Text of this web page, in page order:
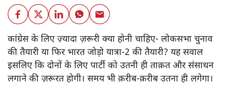
कांग्रेस के लिए ज़्यादा ज़रूरी क्या होनी चाहिए- लोकसभा चुनाव
की तैयारी या फिर भारत जोड़ो यात्रा-2 की तैयारी? यह सवाल
इसलिए कि दोनों के लिए पार्टी को उतनी ही ताक़त और संसाधन
लगाने की ज़रूरत होगी। समय भी क़रीब-क़रीब उतना ही लगेगा।